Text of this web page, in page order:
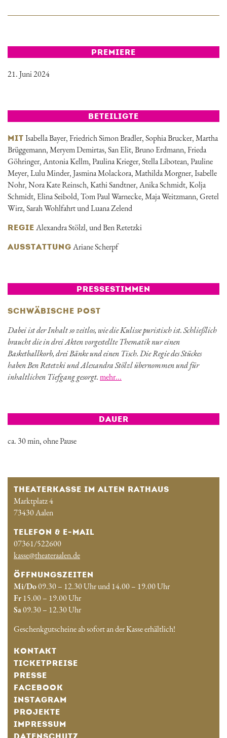
PREMIERE
21. Juni 2024
BETEILIGTE
MIT Isabella Bayer, Friedrich Simon Bradler, Sophia Brucker, Martha
Brüggemann, Meryem Demirtas, San Elit, Bruno Erdmann, Frieda
Göhringer, Antonia Kellm, Paulina Krieger, Stella Libotean, Pauline
Meyer, Lulu Minder, Jasmina Molackora, Mathilda Morgner, Isabelle
Nohr, Nora Kate Reinsch, Kathi Sandtner, Anika Schmidt, Kolja
Schmidt, Elina Seibold, Tom Paul Warnecke, Maja Weitzmann, Gretel
Wirz, Sarah Wohlfahrt und Luana Zelend
REGIE Alexandra Stölzl, und Ben Retetzki
AUSSTATTUNG Ariane Scherpf
PRESSESTIMMEN
SCHWÄBISCHE POST
Dabei ist der Inhalt so zeitlos, wie die Kulisse puristisch ist. Schließlich
braucht die in drei Akten vorgestellte Thematik nur einen
Basketballkorb, drei Bänke und einen Tisch. Die Regie des Stückes
haben Ben Retetzki und Alexandra Stölzl übernommen und für
inhaltlichen Tiefgang gesorgt.mehr...
DAUER
ca. 30 min, ohne Pause
THEATERKASSE IM ALTEN RATHAUS
Marktplatz 4
73430 Aalen
TELEFON & E-MAIL
07361/522600
kasse@theateraalen.de
ÖFFNUNGSZEITEN
Mi/Do09.30 – 12.30 Uhr und 14.00 – 19.00 Uhr
Fr15.00 – 19.00 Uhr
Sa09.30 – 12.30 Uhr
Geschenkgutscheine ab sofort an der Kasse erhältlich!
KONTAKT
TICKETPREISE
PRESSE
FACEBOOK
INSTAGRAM
PROJEKTE
IMPRESSUM
DATENSCHUTZ